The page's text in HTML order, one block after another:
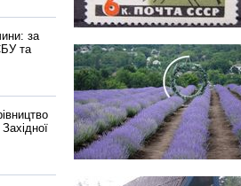
за
та